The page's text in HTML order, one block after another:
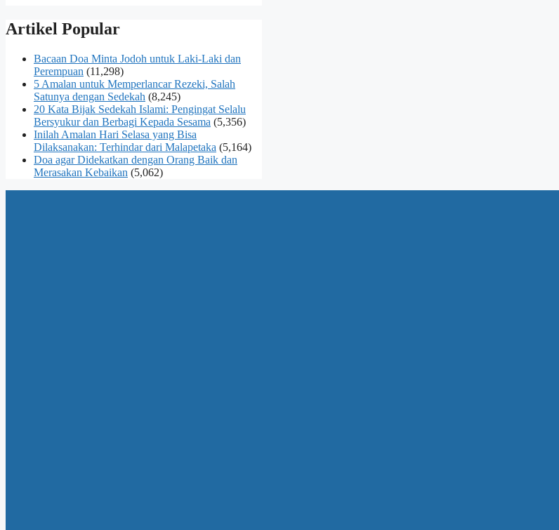
Artikel Popular
Bacaan Doa Minta Jodoh untuk Laki-Laki dan
Perempuan (11,298)
5 Amalan untuk Memperlancar Rezeki, Salah
Satunya dengan Sedekah (8,245)
20 Kata Bijak Sedekah Islami: Pengingat Selalu
Bersyukur dan Berbagi Kepada Sesama (5,356)
Inilah Amalan Hari Selasa yang Bisa
Dilaksanakan: Terhindar dari Malapetaka (5,164)
Doa agar Didekatkan dengan Orang Baik dan
Merasakan Kebaikan (5,062)